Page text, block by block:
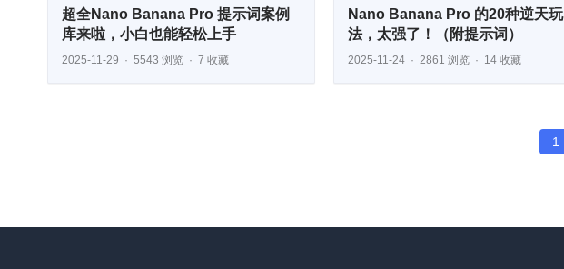
超全Nano Banana Pro 提示词案例
库来啦，小白也能轻松上手
2025-11-29 5543 浏览 7 收藏
Nano Banana Pro 的20种逆天玩
法，太强了！（附提示词）
2025-11-24 2861 浏览 14 收藏
1